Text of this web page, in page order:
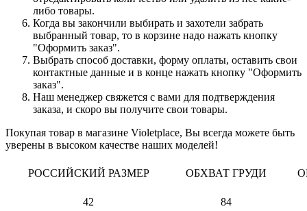
либо товары.
Когда вы закончили выбирать и захотели забрать
выбранный товар, то в корзине надо нажать кнопку
"Оформить заказ".
Выбрать способ доставки, форму оплаты, оставить свои
контактные данные и в конце нажать кнопку "Оформить
заказ".
Наш менеджер свяжется с вами для подтверждения
заказа, и скоро вы получите свои товары.
Покупая товар в магазине Violetplace, Вы всегда можете быть
уверены в высоком качестве наших моделей!
РОССИЙСКИЙ РАЗМЕР ОБХВАТ ГРУДИ
42
84